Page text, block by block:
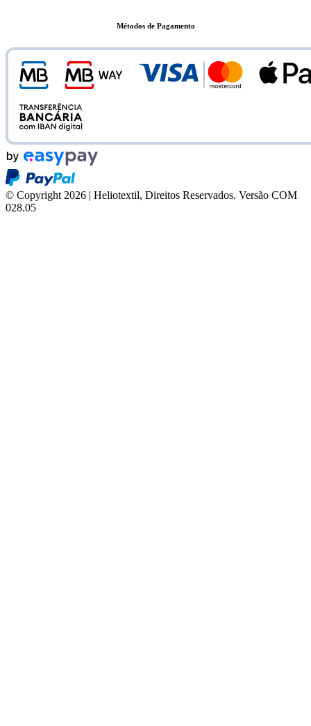
Métodos de Pagamento
© Copyright 2026 | Heliotextil, Direitos Reservados. Versão COM
028.05